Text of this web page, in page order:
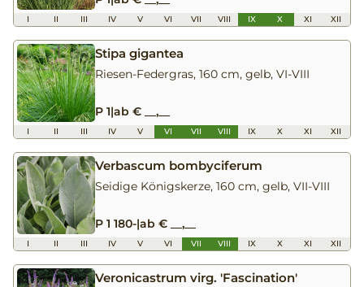
I II III IV V VI VII VIII IX X XI XII
Stipa gigantea
Riesen-Federgras, 160 cm, gelb, VI-VIII
P 1|ab € __,__
I II III IV V VI VII VIII IX X XI XII
Verbascum bombyciferum
Seidige Königskerze, 160 cm, gelb, VII-VIII
P 1 180-|ab € __,__
I II III IV V VI VII VIII IX X XI XII
Veronicastrum virg. 'Fascination'